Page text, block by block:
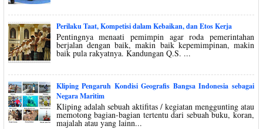
Perilaku Taat, Kompetisi dalam Kebaikan, dan Etos Kerja
Pentingnya menaati pemimpin agar roda pemerintahan
berjalan dengan baik, makin baik kepemimpinan, makin
baik pula rakyatnya. Kandungan Q.S. ...
Kliping Pengaruh Kondisi Geografis Bangsa Indonesia sebagai
Negara Maritim
Kliping adalah sebuah aktifitas / kegiatan menggunting atau
memotong bagian-bagian tertentu dari sebuah buku, koran,
majalah atau yang lainn...